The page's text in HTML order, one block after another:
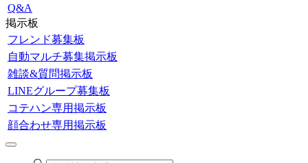
Q&A
掲示板
フレンド募集板
自動マルチ募集掲示板
雑談&質問掲示板
LINEグループ募集板
コテハン専用掲示板
顔合わせ専用掲示板